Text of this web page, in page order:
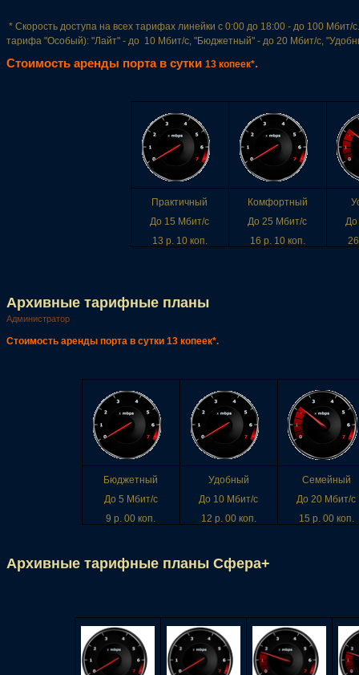
* Скорость доступа на всех тарифах линейки с 0:00 до 18:00 - до 100
тарифа "Особый): "Лайт" - до 10 Мбит/с, "Бюджетный" - до 20 Мбит/с,
Стоимость аренды порта в сутки 13 копеек*.
Практичный
До 15 Мбит/с
13 р. 10 коп.
Комфортный
До 25 Мбит/с
16 р. 10 коп.
До
Архивные тарифные планы
Администратор
Стоимость аренды порта в сутки 13 копеек*.
Бюджетный
До 5 Мбит/с
9 р. 00 коп.
Удобный
До 10 Мбит/с
12 р. 00 коп.
Семейный
До 20 Мбит/с
15 р. 00 коп.
Архивные тарифные планы Сфера+